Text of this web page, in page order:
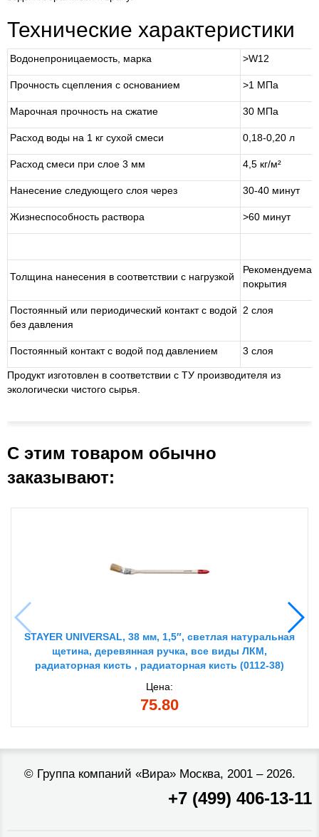
Технические характеристики
Водонепроницаемость, марка >W12
Прочность сцепления с основанием >1 МПа
Марочная прочность на сжатие 30 МПа
Расход воды на 1 кг сухой смеси 0,18-0,20 л
Расход смеси при слое 3 мм 4,5 кг/м²
Нанесение следующего слоя через 30-40 минут
Жизнеспособность раствора >60 минут
Толщина нанесения в соответствии с нагрузкой
покрытия
Постоянный или периодический контакт с водой
без давления
2 слоя
Постоянный контакт с водой под давлением 3 слоя
Продукт изготовлен в соответствии с ТУ производителя из
экологически чистого сырья.
С этим товаром обычно
заказывают:
STAYER UNIVERSAL, 38 мм, 1,5″, светлая натуральная
щетина, деревянная ручка, все виды ЛКМ,
радиаторная кисть , радиаторная кисть (0112-38)
Цена:
75.80
© Группа компаний «Вира»Москва, 2001 – 2026.
+7 (499) 406-13-11